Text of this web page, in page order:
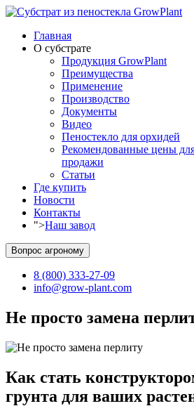
Главная
О субстрате
Продукция GrowPlant
Преимущества
Применение
Производство
Документы
Видео
Пеностекло для орхидей
Рекомендованные цены
продажи
Статьи
Где купить
Новости
Контакты
">Наш завод
Вопрос агроному
8 (800) 333-27-09
info@grow-plant.com
Не просто замена
Как стать
грунта для ваших